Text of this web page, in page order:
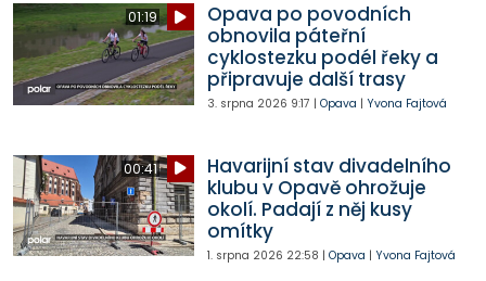
01:19
Opava po povodních
obnovila páteřní
cyklostezku podél řeky a
připravuje další trasy
3. srpna 2026 9:17 | Opava | Yvona Fajtová
00:41
Havarijní stav divadelního
klubu v Opavě ohrožuje
okolí. Padají z něj kusy
omítky
1. srpna 2026 22:58 | Opava | Yvona Fajtová